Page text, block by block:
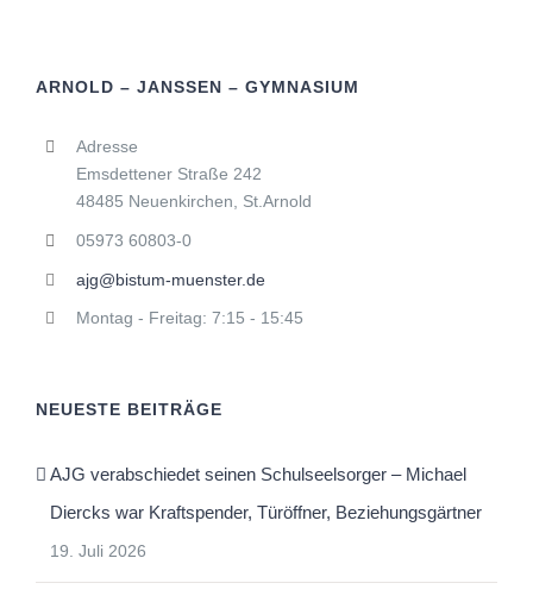
ARNOLD – JANSSEN – GYMNASIUM
Adresse
Emsdettener Straße 242
48485 Neuenkirchen, St.Arnold
05973 60803-0
ajg@bistum-muenster.de
Montag - Freitag: 7:15 - 15:45
NEUESTE BEITRÄGE
AJG verabschiedet seinen Schulseelsorger – Michael
Diercks war Kraftspender, Türöffner, Beziehungsgärtner
19. Juli 2026